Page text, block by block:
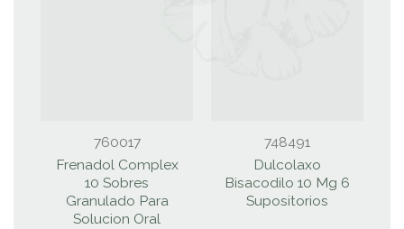
760017
Frenadol Complex
10 Sobres
Granulado Para
Solucion Oral
748491
Dulcolaxo
Bisacodilo 10 Mg 6
Supositorios